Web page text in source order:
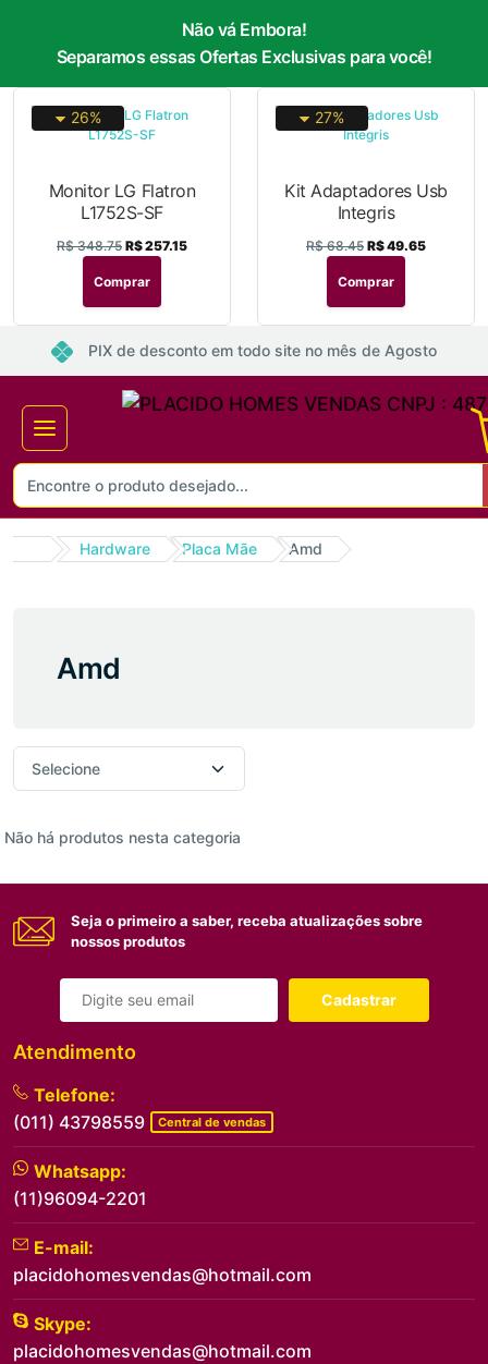
Não vá Embora!
Separamos essas Ofertas Exclusivas para você!
26%
Monitor LG Flatron
L1752S-SF
R$ 348.75 R$ 257.15
Comprar
27%
Kit Adaptadores Usb
Integris
R$ 68.45 R$ 49.65
Comprar
PIX de desconto em todo site no mês de Agosto
Hardware Placa Mãe Amd
Amd
Não há produtos nesta categoria
Seja o primeiro a saber, receba atualizações sobre
nossos produtos
Cadastrar
Atendimento
Telefone:
(011) 43798559
Central de vendas
Whatsapp:
(11)96094-2201
E-mail:
placidohomesvendas@hotmail.com
Skype:
placidohomesvendas@hotmail.com